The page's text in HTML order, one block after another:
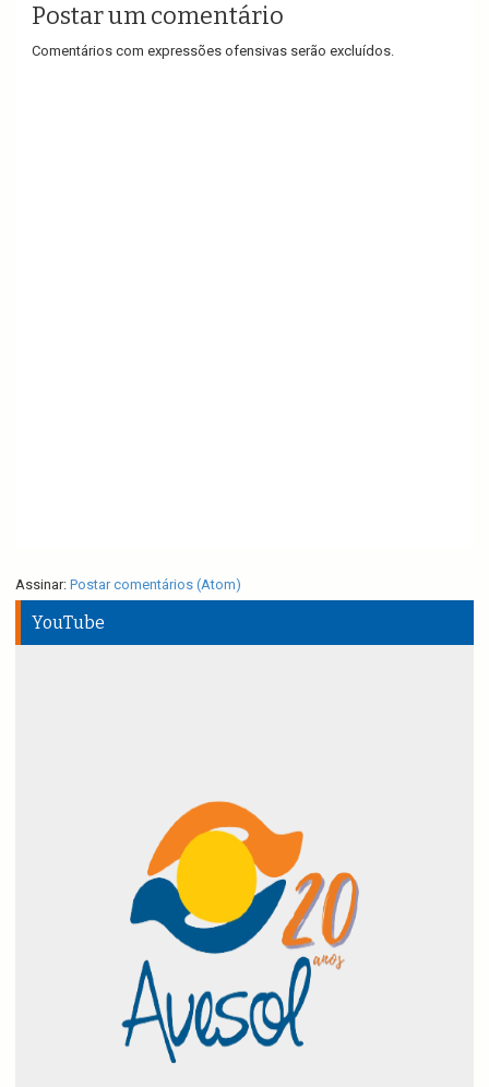
Postar um comentário
Comentários com expressões ofensivas serão excluídos.
Assinar: Postar comentários (Atom)
YouTube